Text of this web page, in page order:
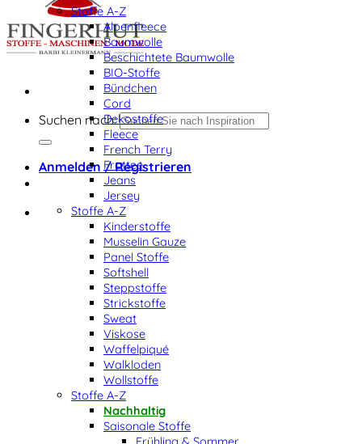
Suchen nach:
Anmelden / Registrieren
Stoffe A-Z
Alpenfleece
Baumwolle
Beschichtete Baumwolle
BIO-Stoffe
Bündchen
Cord
Dekostoffe
Fleece
French Terry
Frottee
Jeans
Jersey
Stoffe A-Z
Kinderstoffe
Musselin Gauze
Panel Stoffe
Softshell
Steppstoffe
Strickstoffe
Sweat
Viskose
Waffelpiqué
Walkloden
Wollstoffe
Stoffe A-Z
Nachhaltig
Saisonale Stoffe